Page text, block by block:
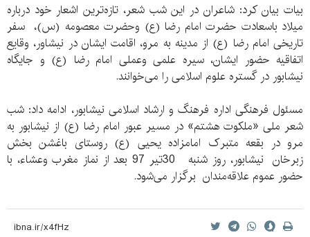
بیات بیان کرد: شاعران در این شب شعر، تازه‌ترين اشعار خود درباره
میلاد باسعادت حضرت امام رضا (ع) وحضرت معصومه (س)، سفر
تاريخی امام رضا (ع) از مدينه به مرو، اقامت ايشان در نيشاور، وقايع
اتفاقيه حضور ايشان، سيره علمی وعملی امام رضا (ع) و جايگاه
نيشابور در گستره علوم اسلامی را می‌خوانند.
مسئول فرهنگی اداره فرهنگ و ارشاد اسلامی نیشابور، ادامه داد: شب
شعر ملی «ملکوت هشتم» در مسیر عبور امام رضا (ع) از نیشابور به
مرو در بقعه متبرک امامزاده یحیی (ع) روستای باغشن بخش
زبرخان نیشابور، روز شنبه 30تیر 97 بعد از نماز مغرب وعشاء، با
حضور عموم علاقه‌مندان برگزار می‌شود.